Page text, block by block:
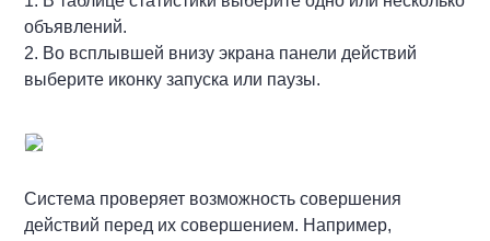
объявлений.
2. Во всплывшей внизу экрана панели действий
выберите иконку запуска или паузы.
Система проверяет возможность совершения
действий перед их совершением. Например,